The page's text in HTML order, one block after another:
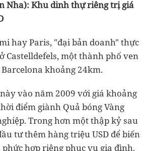
Nha): Khu dinh thự riêng trị giá
hay Paris, "đại bản doanh" thực
Castelldefels, một thành phố ven
khoảng 24km.
vào năm 2009 với giá khoảng
điểm giành Quả bóng Vàng
Trong hơn một thập kỷ sau
tư thêm hàng triệu USD để biến
hợp riêng phục vụ gia đình.